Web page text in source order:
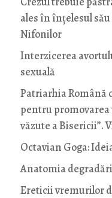
ales în înțelesul
Nifonilor
Interzicerea
sexuală
Patriarhia Română
pentru
văzute a Bisericii”.
Octavian Goga:
Anatomia
Ereticii vremurilor